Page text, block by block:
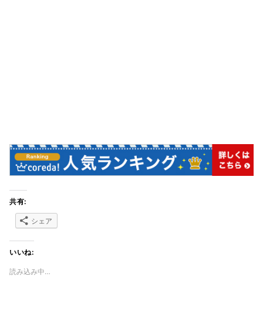
共有:
シェア
いいね:
読み込み中…